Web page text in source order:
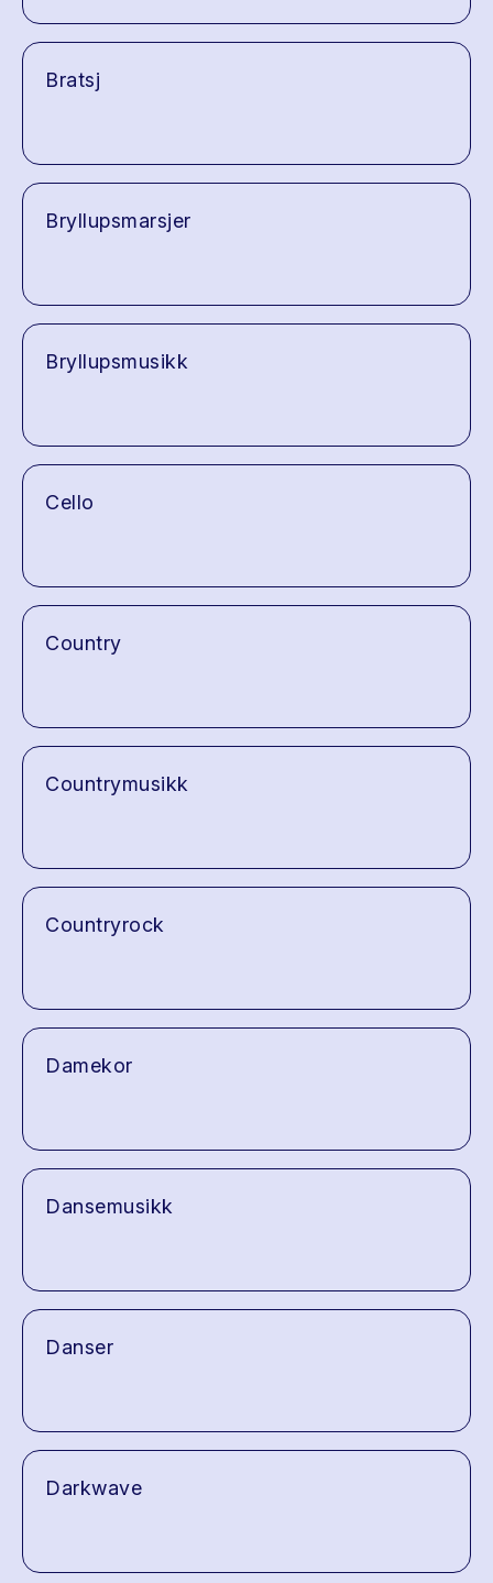
Bratsj
Bryllupsmarsjer
Bryllupsmusikk
Cello
Country
Countrymusikk
Countryrock
Damekor
Dansemusikk
Danser
Darkwave